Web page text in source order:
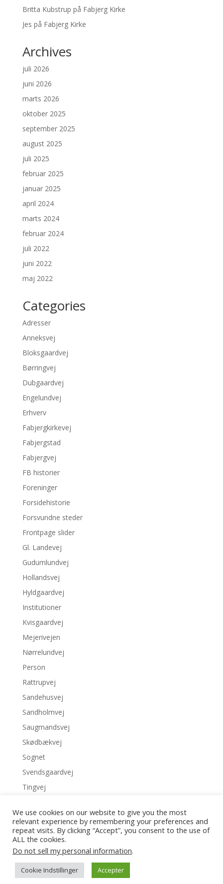
Britta Kubstrup på Fabjerg Kirke
Jes på Fabjerg Kirke
Archives
juli 2026
juni 2026
marts 2026
oktober 2025
september 2025
august 2025
juli 2025
februar 2025
januar 2025
april 2024
marts 2024
februar 2024
juli 2022
juni 2022
maj 2022
Categories
Adresser
Anneksvej
Bloksgaardvej
Børringvej
Dubgaardvej
Engelundvej
Erhverv
Fabjergkirkevej
Fabjergstad
Fabjergvej
FB historier
Foreninger
Forsidehistorie
Forsvundne steder
Frontpage slider
Gl. Landevej
Gudumlundvej
Hollandsvej
Hyldgaardvej
Institutioner
Kvisgaardvej
Mejerivejen
Nørrelundvej
Person
Rattrupvej
Sandehusvej
Sandholmvej
Saugmandsvej
Skødbækvej
Sognet
Svendsgaardvej
Tingvej
Uncategorized
Vestergaardvej
Fabjerg Sognearkiv | 2022
We use cookies on our website to give you the most
relevant experience by remembering your preferences and
repeat visits. By clicking “Accept”, you consent to the use of
ALL the cookies.
Do not sell my personal information.
Cookie Indstillinger Accepter